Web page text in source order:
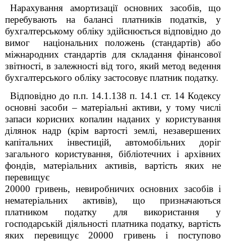
Нарахування амортизації основних засобів, що
перебувають на балансі платників податків, у
бухгалтерському обліку здійснюється відповідно до
вимог національних положень (стандартів) або
міжнародних стандартів для складання фінансової
звітності, в залежності від того, який метод ведення
бухгалтерського обліку застосовує платник податку.
Відповідно до п.п. 14.1.138 п. 14.1 ст. 14 Кодексу
основні засоби – матеріальні активи, у тому числі
запаси корисних копалин наданих у користування
ділянок надр (крім вартості землі, незавершених
капітальних інвестицій, автомобільних доріг
загального користування, бібліотечних і архівних
фондів, матеріальних активів, вартість яких не
перевищує
20000 гривень, невиробничих основних засобів і
нематеріальних активів), що призначаються
платником податку для використання у
господарській діяльності платника податку, вартість
яких перевищує 20000 гривень і поступово